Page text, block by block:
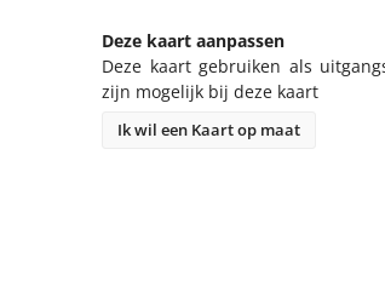
Deze kaart aanpassen
Deze kaart gebruiken als
zijn mogelijk bij deze kaart
Ik wil een Kaart op maat